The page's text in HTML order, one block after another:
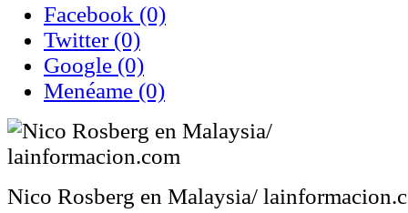
Facebook (0)
Twitter (0)
Google (0)
Menéame (0)
Nico Rosberg en Malaysia/